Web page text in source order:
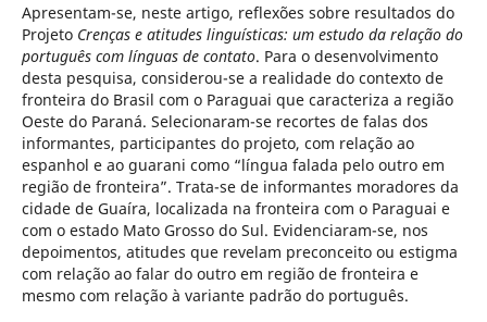
Apresentam-se, neste artigo, reflexões sobre resultados do
Projeto Crenças e atitudes linguísticas: um estudo da relação do
português com línguas de contato. Para o desenvolvimento
desta pesquisa, considerou-se a realidade do contexto de
fronteira do Brasil com o Paraguai que caracteriza a região
Oeste do Paraná. Selecionaram-se recortes de falas dos
informantes, participantes do projeto, com relação ao
espanhol e ao guarani como “língua falada pelo outro em
região de fronteira”. Trata-se de informantes moradores da
cidade de Guaíra, localizada na fronteira com o Paraguai e
com o estado Mato Grosso do Sul. Evidenciaram-se, nos
depoimentos, atitudes que revelam preconceito ou estigma
com relação ao falar do outro em região de fronteira e
mesmo com relação à variante padrão do português.